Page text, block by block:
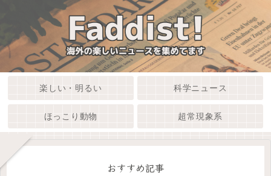
楽しい・明るい 科学ニュース
ほっこり動物 超常現象系
おすすめ記事